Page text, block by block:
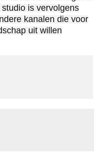
is vervolgens
kanalen die voor
uit willen